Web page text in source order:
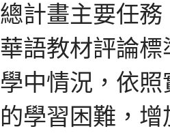
總計畫主要任
華語教材評論
學中情況，依
的學習困難，